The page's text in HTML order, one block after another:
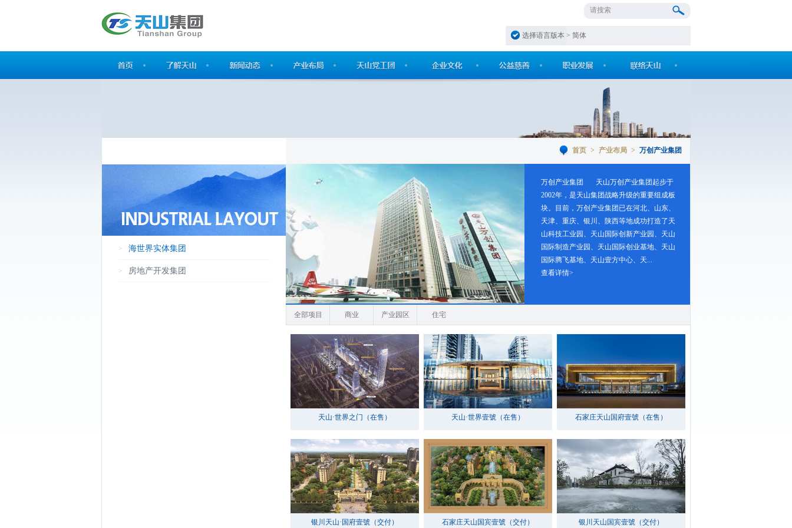
选择语言版本 > 简体
首页 > 产业布局 > 万创产业集团
> 海世界实体集团
> 房地产开发集团
万创产业集团 天山万创产业集团起步于
2002年，是天山集团战略升级的重要组成板
块。目前，万创产业集团已在河北、山东、
天津、重庆、银川、陕西等地成功打造了天
山科技工业园、天山国际创新产业园、天山
国际制造产业园、天山国际创业基地、天山
国际腾飞基地、天山壹方中心、天...
查看详情>
全部项目 商业 产业园区 住宅
天山·世界之门（在售） 天山·世界壹號（在售） 石家庄天山国府壹號（在售）
银川天山·国府壹號（交付） 石家庄天山国宾壹號（交付） 银川天山国宾壹號（交付）